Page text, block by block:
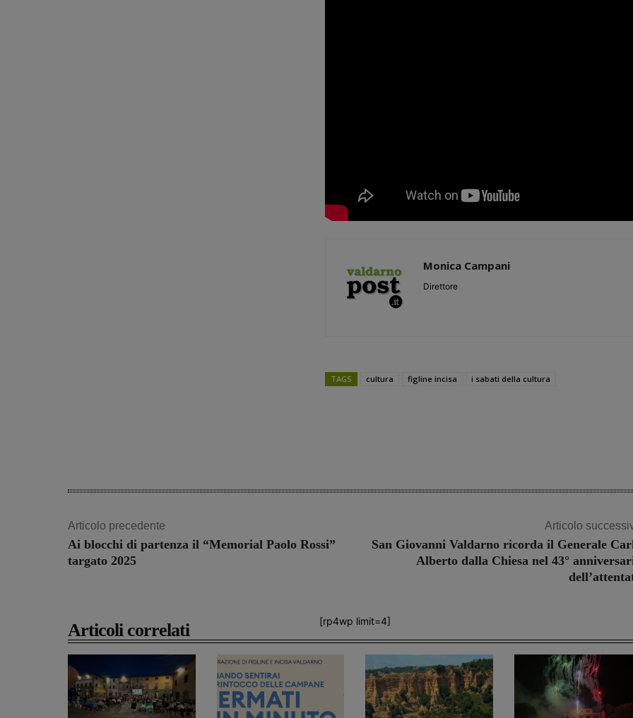
Monica Campani
Direttore
TAGS cultura figline incisa i sabati della cultura
Articolo precedente
Ai blocchi di partenza il “Memorial Paolo Rossi”
targato 2025
Articolo
San Giovanni Valdarno ricorda il Generale
Alberto dalla Chiesa nel 43°
[rp4wp limit=4]
Articoli correlati